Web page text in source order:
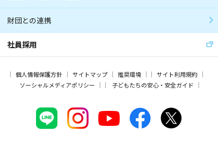
財団との連携
社員採用
個人情報保護方針 サイトマップ 推奨環境
サイト利用規約
ソーシャルメディアポリシー
子どもたちの安心・安全ガイド